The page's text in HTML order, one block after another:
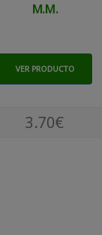
M.m.
VER PRODUCTO
3.70€